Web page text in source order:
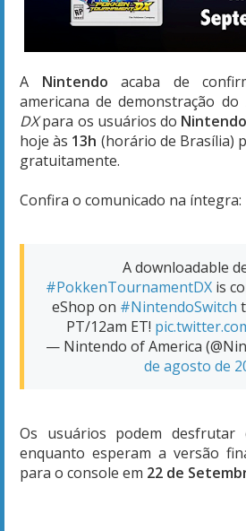
A Nintendoacaba de
americana de demonstração do
DXpara os usuários do
hoje às 13h (horário de Brasília)
gratuitamente.
Confira o comunicado na íntegra:
A downloadable
#PokkenTournamentDX is
eShop on #NintendoSwitch
PT/12am ET!
— Nintendo of America
de agosto de
Os usuários podem desfrutar
enquanto esperam a versão
para o console em 22 de